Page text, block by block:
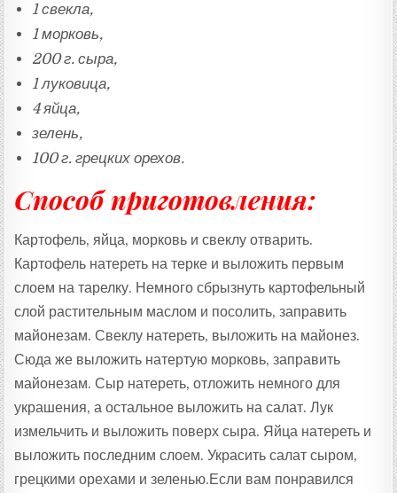
1 свекла,
1 морковь,
200 г. сыра,
1 луковица,
4 яйца,
зелень,
100 г. грецких орехов.
Способ приготовления:
Картофель, яйца, морковь и свеклу отварить.
Картофель натереть на терке и выложить первым
слоем на тарелку. Немного сбрызнуть картофельный
слой растительным маслом и посолить, заправить
майонезам. Свеклу натереть, выложить на майонез.
Сюда же выложить натертую морковь, заправить
майонезам. Сыр натереть, отложить немного для
украшения, а остальное выложить на салат. Лук
измельчить и выложить поверх сыра. Яйца натереть и
выложить последним слоем. Украсить салат сыром,
грецкими орехами и зеленью.Если вам понравился